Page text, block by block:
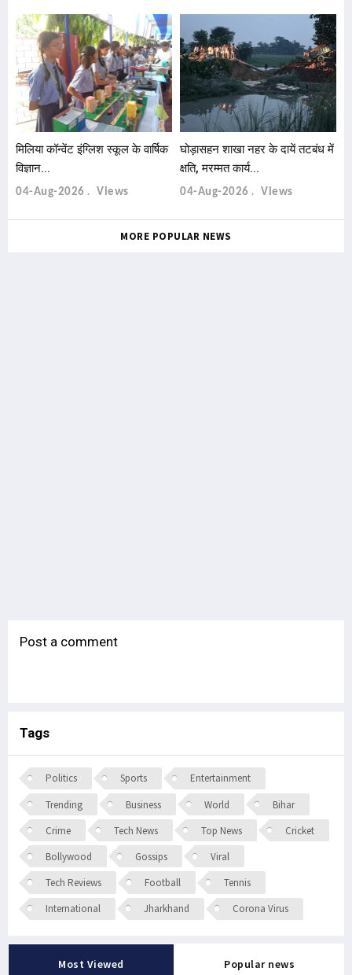
मिलिया कॉन्वेंट इंग्लिश स्कूल के वार्षिक
विज्ञान...
04-Aug-2026 Views
घोड़ासहन शाखा नहर के दायें तटबंध में
क्षति, मरम्मत कार्य...
04-Aug-2026 Views
MORE POPULAR NEWS
Post a comment
Tags
Politics Sports
Entertainment
Trending
Business World
Bihar
Crime
Tech News Top News
Cricket
Bollywood
Gossips
Viral
Tech Reviews
Football
Tennis
International
Jharkhand Corona Virus
Most Viewed Popular news